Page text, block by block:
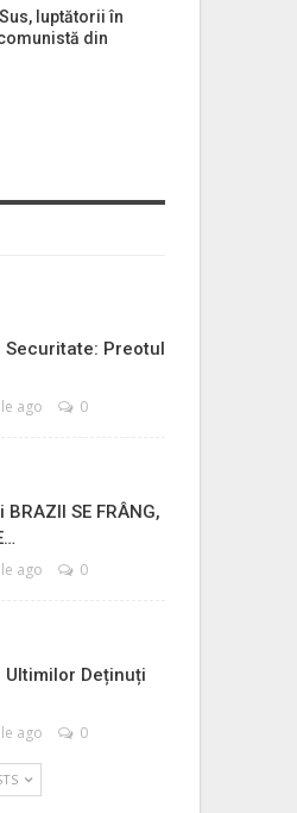
luptătorii în
din
Securitate: Preotul
ago 0
SE FRÂNG,
ago 0
Ultimilor Deținuți
ago 0